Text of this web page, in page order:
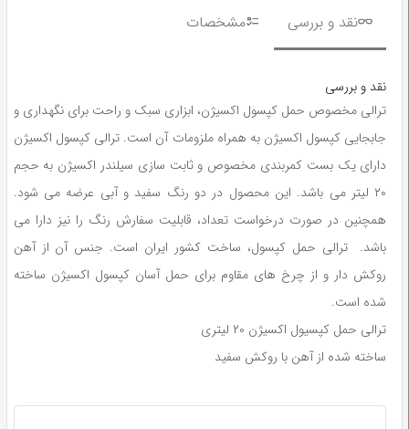
نقد و بررسی مشخصات
نقد و بررسی
ترالی مخصوص حمل کپسول اکسیژن، ابزاری سبک و راحت برای نگهداری و
جابجایی کپسول اکسیژن به همراه ملزومات آن است. ترالی کپسول اکسیژن
دارای یک بست کمربندی مخصوص و ثابت سازی سیلندر اکسیژن به حجم
۲۰ لیتر می باشد. این محصول در دو رنگ سفید و آبی عرضه می شود.
همچنین در صورت درخواست تعداد، قابلیت سفارش رنگ را نیز دارا می
باشد. ترالی حمل کپسول، ساخت کشور ایران است. جنس آن از آهن
روکش دار و از چرخ های مقاوم برای حمل آسان کپسول اکسیژن ساخته
شده است.
ترالی حمل کپسیول اکسیژن ۲۰ لیتری
ساخته شده از آهن با روکش سفید